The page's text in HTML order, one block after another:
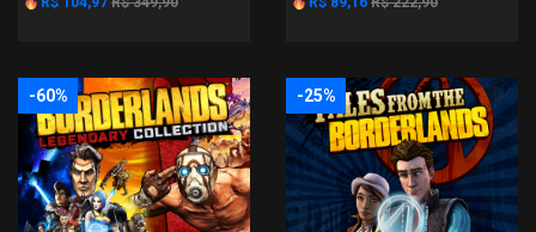
-60% -25%